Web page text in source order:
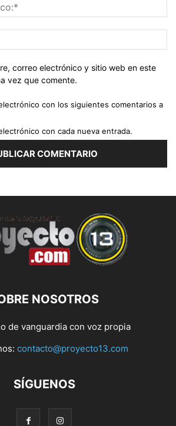
correo electrónico y sitio web en este
vez que comente.
con los siguientes comentarios a
con cada nueva entrada.
NOSOTROS
de vanguardia con voz propia
contacto@proyecto13.com
SÍGUENOS